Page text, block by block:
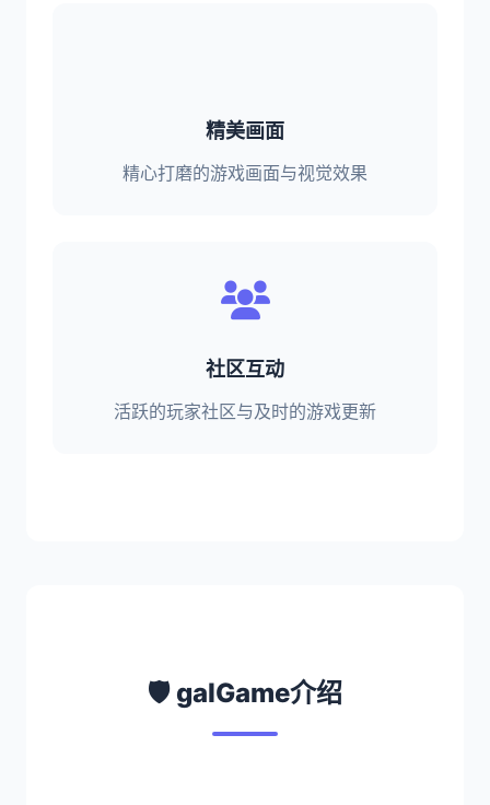
精美画面
精心打磨的游戏画面与视觉效果
社区互动
活跃的玩家社区与及时的游戏更新
🛡️ galGame介绍